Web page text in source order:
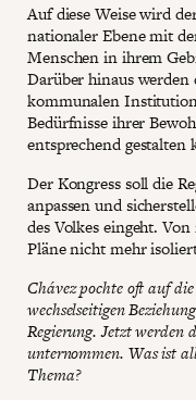
Auf diese Weise wird
nationaler Ebene mit
Menschen in ihrem
Darüber hinaus
kommunalen
Bedürfnisse ihrer
entsprechend gestalten
Der Kongress soll die
anpassen und
des Volkes eingeht.
Pläne nicht mehr
Chávez pochte oft auf
wechselseitigen
Regierung. Jetzt werden
unternommen. Was ist
Thema?